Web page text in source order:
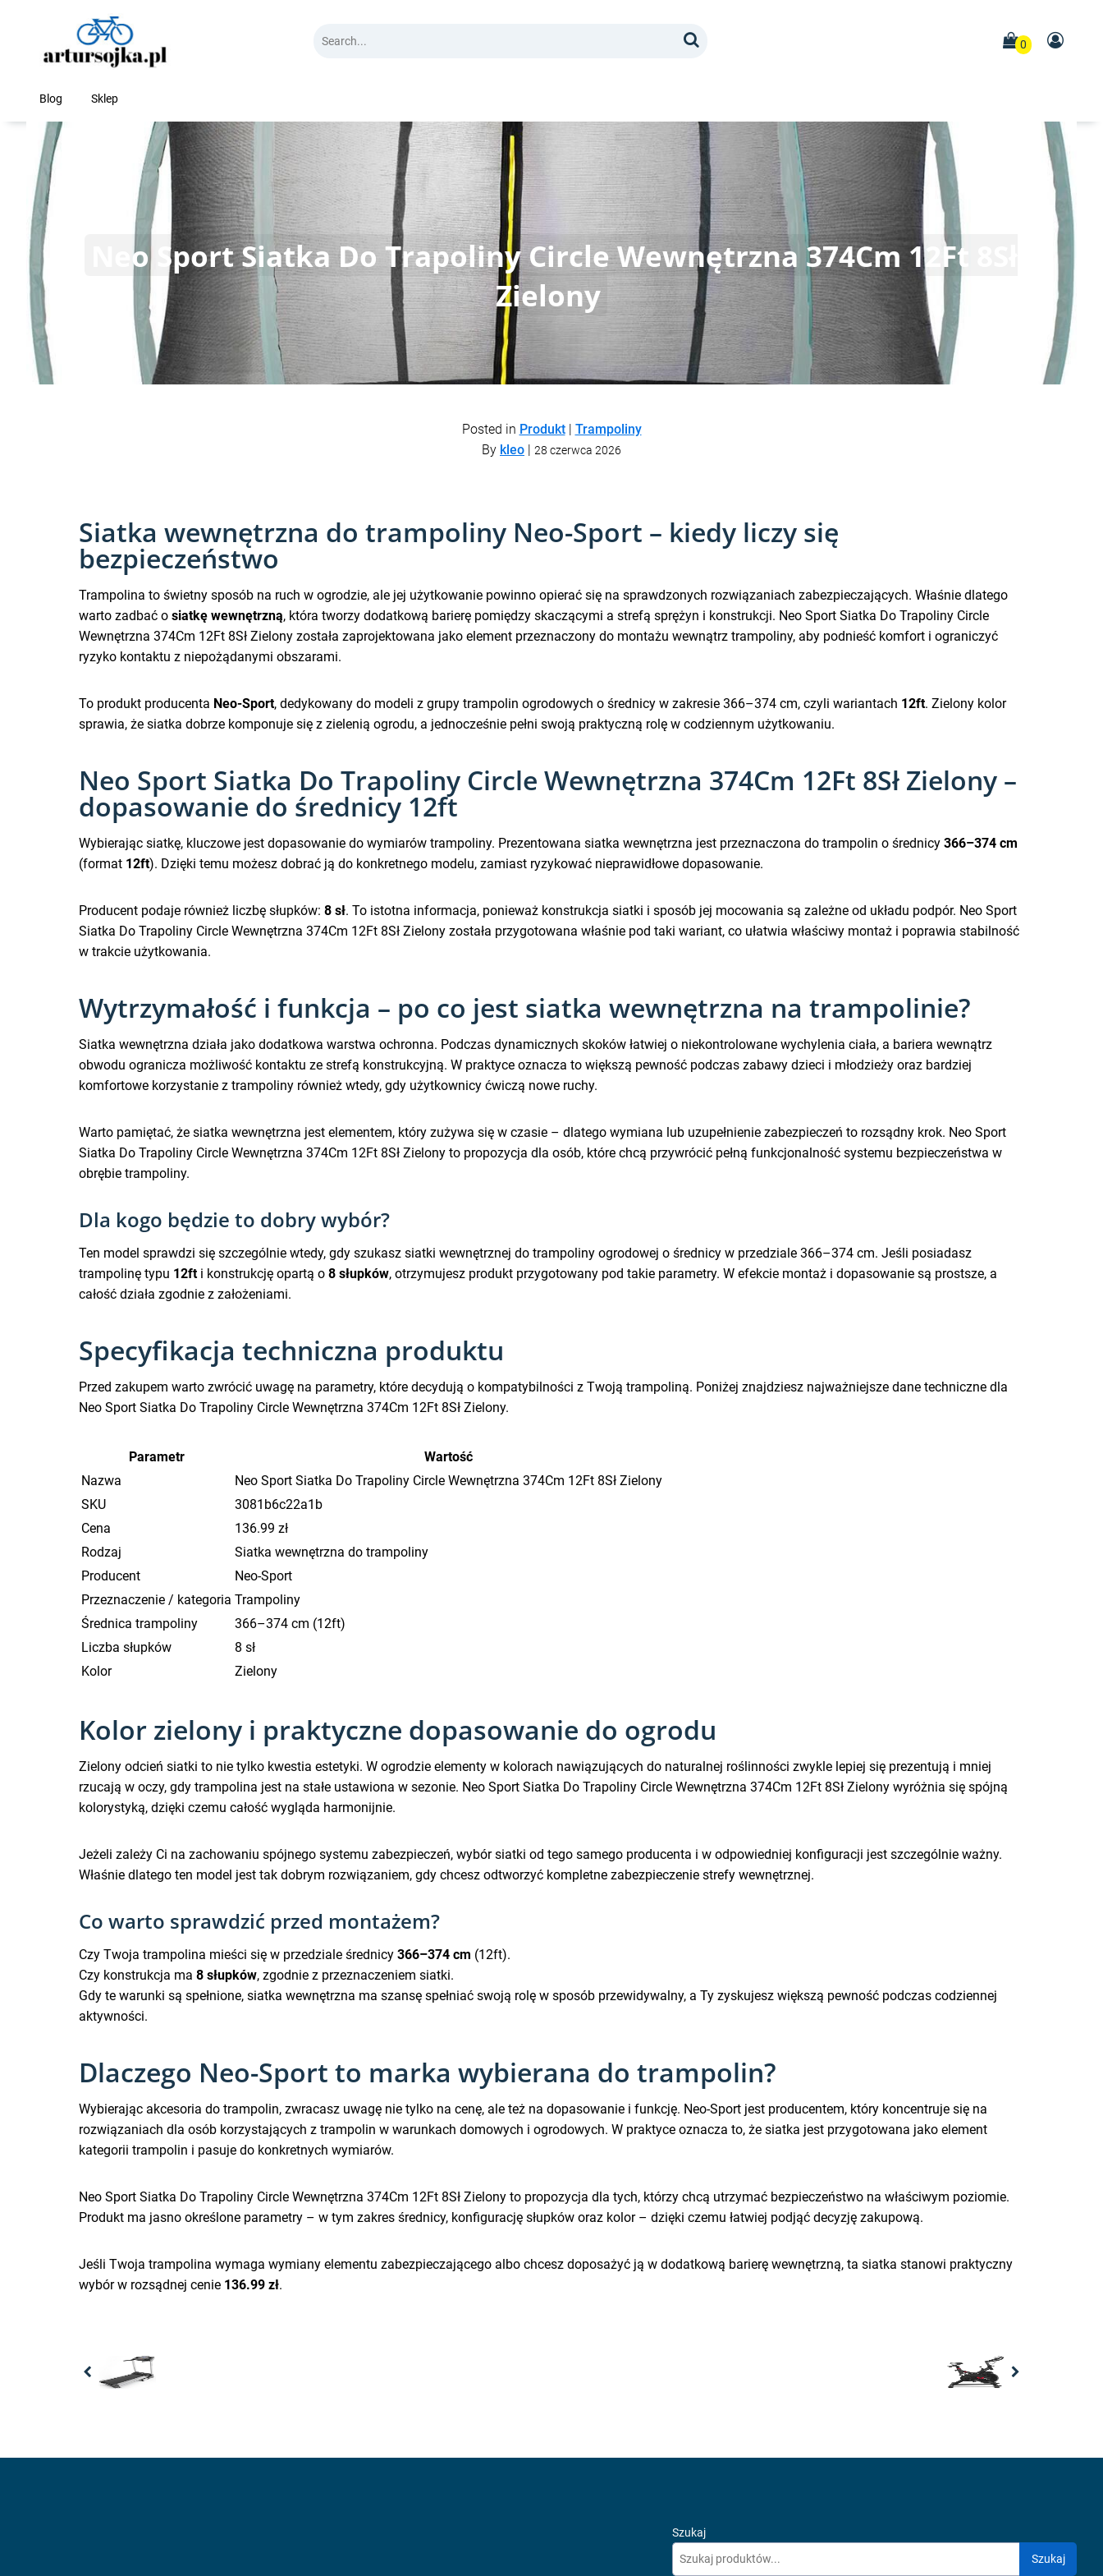
0
Blog Sklep
Neo Sport Siatka Do Trapoliny Circle Wewnętrzna 374Cm 12Ft 8Sł
Zielony
Posted in Produkt| Trampoliny
By kleo | 28 czerwca 2026
Siatka wewnętrzna do trampoliny Neo-Sport – kiedy liczy się
bezpieczeństwo
Trampolina to świetny sposób na ruch w ogrodzie, ale jej użytkowanie powinno opierać się na sprawdzonych rozwiązaniach zabezpieczających. Właśnie dlatego
warto zadbać o siatkę wewnętrzną, która tworzy dodatkową barierę pomiędzy skaczącymi a strefą sprężyn i konstrukcji. Neo Sport Siatka Do Trapoliny Circle
Wewnętrzna 374Cm 12Ft 8Sł Zielony została zaprojektowana jako element przeznaczony do montażu wewnątrz trampoliny, aby podnieść komfort i ograniczyć
ryzyko kontaktu z niepożądanymi obszarami.
To produkt producenta Neo-Sport, dedykowany do modeli z grupy trampolin ogrodowych o średnicy w zakresie 366–374 cm, czyli wariantach 12ft. Zielony kolor
sprawia, że siatka dobrze komponuje się z zielenią ogrodu, a jednocześnie pełni swoją praktyczną rolę w codziennym użytkowaniu.
Neo Sport Siatka Do Trapoliny Circle Wewnętrzna 374Cm 12Ft 8Sł Zielony –
dopasowanie do średnicy 12ft
Wybierając siatkę, kluczowe jest dopasowanie do wymiarów trampoliny. Prezentowana siatka wewnętrzna jest przeznaczona do trampolin o średnicy 366–374 cm
(format 12ft). Dzięki temu możesz dobrać ją do konkretnego modelu, zamiast ryzykować nieprawidłowe dopasowanie.
Producent podaje również liczbę słupków: 8 sł. To istotna informacja, ponieważ konstrukcja siatki i sposób jej mocowania są zależne od układu podpór. Neo Sport
Siatka Do Trapoliny Circle Wewnętrzna 374Cm 12Ft 8Sł Zielony została przygotowana właśnie pod taki wariant, co ułatwia właściwy montaż i poprawia stabilność
w trakcie użytkowania.
Wytrzymałość i funkcja – po co jest siatka wewnętrzna na trampolinie?
Siatka wewnętrzna działa jako dodatkowa warstwa ochronna. Podczas dynamicznych skoków łatwiej o niekontrolowane wychylenia ciała, a bariera wewnątrz
obwodu ogranicza możliwość kontaktu ze strefą konstrukcyjną. W praktyce oznacza to większą pewność podczas zabawy dzieci i młodzieży oraz bardziej
komfortowe korzystanie z trampoliny również wtedy, gdy użytkownicy ćwiczą nowe ruchy.
Warto pamiętać, że siatka wewnętrzna jest elementem, który zużywa się w czasie – dlatego wymiana lub uzupełnienie zabezpieczeń to rozsądny krok. Neo Sport
Siatka Do Trapoliny Circle Wewnętrzna 374Cm 12Ft 8Sł Zielony to propozycja dla osób, które chcą przywrócić pełną funkcjonalność systemu bezpieczeństwa w
obrębie trampoliny.
Dla kogo będzie to dobry wybór?
Ten model sprawdzi się szczególnie wtedy, gdy szukasz siatki wewnętrznej do trampoliny ogrodowej o średnicy w przedziale 366–374 cm. Jeśli posiadasz
trampolinę typu 12fti konstrukcję opartą o 8 słupków, otrzymujesz produkt przygotowany pod takie parametry. W efekcie montaż i dopasowanie są prostsze, a
całość działa zgodnie z założeniami.
Specyfikacja techniczna produktu
Przed zakupem warto zwrócić uwagę na parametry, które decydują o kompatybilności z Twoją trampoliną. Poniżej znajdziesz najważniejsze dane techniczne dla
Neo Sport Siatka Do Trapoliny Circle Wewnętrzna 374Cm 12Ft 8Sł Zielony.
Parametr
Wartość
Nazwa
Neo Sport Siatka Do Trapoliny Circle Wewnętrzna 374Cm 12Ft 8Sł Zielony
SKU
3081b6c22a1b
Cena
136.99 zł
Rodzaj
Siatka wewnętrzna do trampoliny
Producent
Neo-Sport
Przeznaczenie / kategoria Trampoliny
Średnica trampoliny
366–374 cm (12ft)
Liczba słupków
8 sł
Kolor
Zielony
Kolor zielony i praktyczne dopasowanie do ogrodu
Zielony odcień siatki to nie tylko kwestia estetyki. W ogrodzie elementy w kolorach nawiązujących do naturalnej roślinności zwykle lepiej się prezentują i mniej
rzucają w oczy, gdy trampolina jest na stałe ustawiona w sezonie. Neo Sport Siatka Do Trapoliny Circle Wewnętrzna 374Cm 12Ft 8Sł Zielony wyróżnia się spójną
kolorystyką, dzięki czemu całość wygląda harmonijnie.
Jeżeli zależy Ci na zachowaniu spójnego systemu zabezpieczeń, wybór siatki od tego samego producenta i w odpowiedniej konfiguracji jest szczególnie ważny.
Właśnie dlatego ten model jest tak dobrym rozwiązaniem, gdy chcesz odtworzyć kompletne zabezpieczenie strefy wewnętrznej.
Co warto sprawdzić przed montażem?
Czy Twoja trampolina mieści się w przedziale średnicy 366–374 cm (12ft).
Czy konstrukcja ma 8 słupków, zgodnie z przeznaczeniem siatki.
Gdy te warunki są spełnione, siatka wewnętrzna ma szansę spełniać swoją rolę w sposób przewidywalny, a Ty zyskujesz większą pewność podczas codziennej
aktywności.
Dlaczego Neo-Sport to marka wybierana do trampolin?
Wybierając akcesoria do trampolin, zwracasz uwagę nie tylko na cenę, ale też na dopasowanie i funkcję. Neo-Sport jest producentem, który koncentruje się na
rozwiązaniach dla osób korzystających z trampolin w warunkach domowych i ogrodowych. W praktyce oznacza to, że siatka jest przygotowana jako element
kategorii trampolin i pasuje do konkretnych wymiarów.
Neo Sport Siatka Do Trapoliny Circle Wewnętrzna 374Cm 12Ft 8Sł Zielony to propozycja dla tych, którzy chcą utrzymać bezpieczeństwo na właściwym poziomie.
Produkt ma jasno określone parametry – w tym zakres średnicy, konfigurację słupków oraz kolor – dzięki czemu łatwiej podjąć decyzję zakupową.
Jeśli Twoja trampolina wymaga wymiany elementu zabezpieczającego albo chcesz doposażyć ją w dodatkową barierę wewnętrzną, ta siatka stanowi praktyczny
wybór w rozsądnej cenie 136.99 zł.
Szukaj
Szukaj